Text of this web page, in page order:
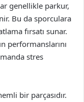
genellikle parkur,
Bu da sporculara
fırsatı sunar.
performanslarını
stres
bir parçasıdır.